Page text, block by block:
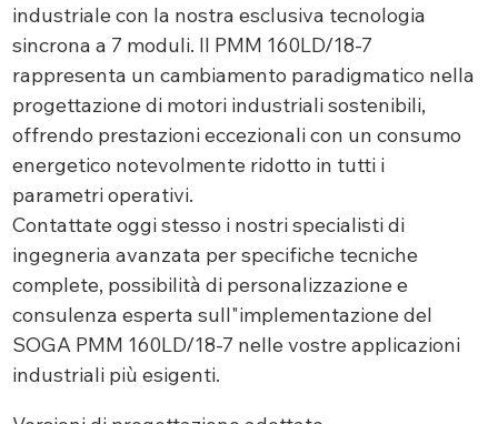
industriale con la nostra esclusiva tecnologia
sincrona a 7 moduli. Il PMM 160LD/18-7
rappresenta un cambiamento paradigmatico nella
progettazione di motori industriali sostenibili,
offrendo prestazioni eccezionali con un consumo
energetico notevolmente ridotto in tutti i
parametri operativi.
Contattate oggi stesso i nostri specialisti di
ingegneria avanzata per specifiche tecniche
complete, possibilità di personalizzazione e
consulenza esperta sull"implementazione del
SOGA PMM 160LD/18-7 nelle vostre applicazioni
industriali più esigenti.